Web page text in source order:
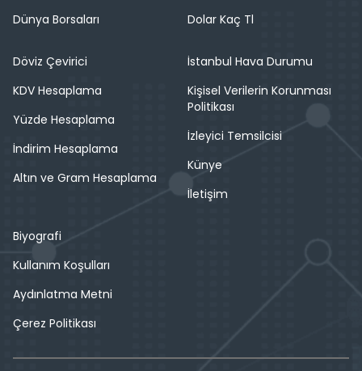
Dünya Borsaları
Dolar Kaç Tl
Döviz Çevirici
KDV Hesaplama
Yüzde Hesaplama
İndirim Hesaplama
Altın ve Gram Hesaplama
İstanbul Hava Durumu
Kişisel Verilerin Korunması
Politikası
İzleyici Temsilcisi
Künye
İletişim
Biyografi
Kullanım Koşulları
Aydınlatma Metni
Çerez Politikası